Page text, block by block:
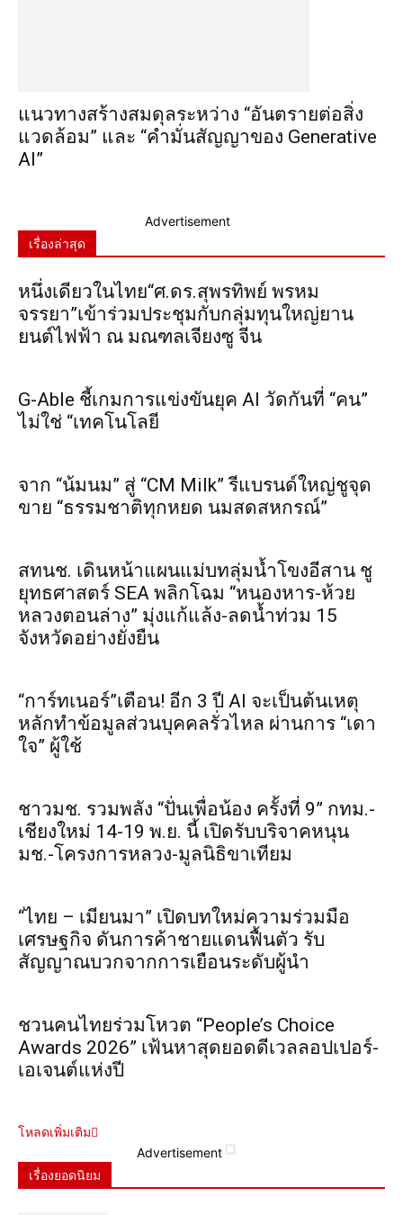
แนวทางสร้างสมดุลระหว่าง “อันตรายต่อสิ่ง
แวดล้อม” และ “คำมั่นสัญญาของ Generative
AI”
Advertisement
เรื่องล่าสุด
หนึ่งเดียวในไทย“ศ.ดร.สุพรทิพย์ พรหม
จรรยา”เข้าร่วมประชุมกับกลุ่มทุนใหญ่ยาน
ยนต์ไฟฟ้า ณ มณฑลเจียงซู จีน
G-Able ชี้เกมการแข่งขันยุค AI วัดกันที่ “คน”
ไม่ใช่ “เทคโนโลยี
จาก “น้มนม” สู่ “CM Milk” รีแบรนด์ใหญ่ชูจุด
ขาย “ธรรมชาติทุกหยด นมสดสหกรณ์”
สทนช. เดินหน้าแผนแม่บทลุ่มน้ำโขงอีสาน ชู
ยุทธศาสตร์ SEA พลิกโฉม “หนองหาร-ห้วย
หลวงตอนล่าง” มุ่งแก้แล้ง-ลดน้ำท่วม 15
จังหวัดอย่างยั่งยืน
“การ์ทเนอร์”เตือน! อีก 3 ปี AI จะเป็นต้นเหตุ
หลักทำข้อมูลส่วนบุคคลรั่วไหล ผ่านการ “เดา
ใจ” ผู้ใช้
ชาวมช. รวมพลัง “ปั่นเพื่อน้อง ครั้งที่ 9” กทม.-
เชียงใหม่ 14-19 พ.ย. นี้ เปิดรับบริจาคหนุน
มช.-โครงการหลวง-มูลนิธิขาเทียม
“ไทย – เมียนมา” เปิดบทใหม่ความร่วมมือ
เศรษฐกิจ ดันการค้าชายแดนฟื้นตัว รับ
สัญญาณบวกจากการเยือนระดับผู้นำ
ชวนคนไทยร่วมโหวต “People’s Choice
Awards 2026” เฟ้นหาสุดยอดดีเวลลอปเปอร์-
เอเจนต์แห่งปี
โหลดเพิ่มเติม
Advertisement
เรื่องยอดนิยม